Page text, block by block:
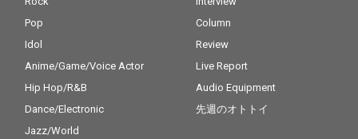
Pop
Idol
Anime/Game/Voice Actor
Hip Hop/R&B
Dance/Electronic
Jazz/World
Column
Review
Live Report
Audio Equipment
先週のオトトイ